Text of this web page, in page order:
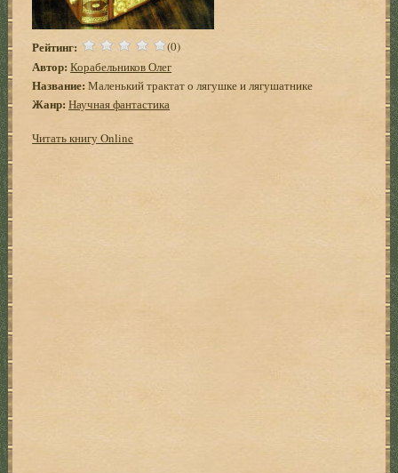
Рейтинг: (0)
Автор: Корабельников Олег
Название: Маленький трактат о лягушке и лягушатнике
Жанр: Научная фантастика
Читать книгу Online